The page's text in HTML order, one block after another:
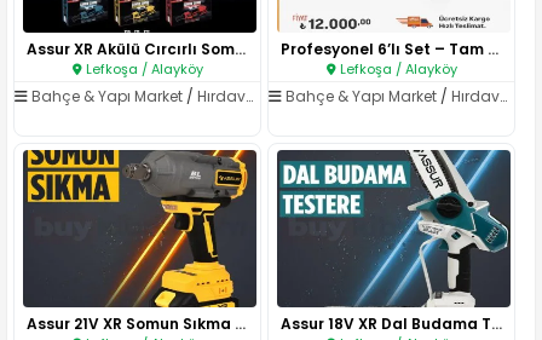
Assur XR Akülü Cırcırlı Somun ..
Lefkoşa / Alayköy
Bahçe & Yapı Market / Hırdavat & El Aletleri
Profesyonel 6’lı Set – Tam Don..
Lefkoşa / Alayköy
Bahçe & Yapı Market /Hırdavat & El Aletleri
Assur 21V XR Somun Sıkma (Brus.. Assur 18V XR Dal Budama Tester..